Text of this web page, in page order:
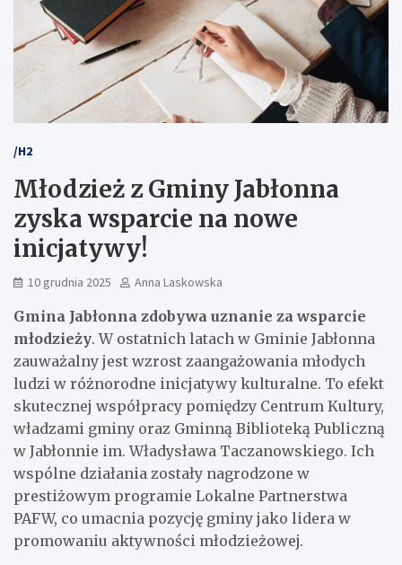
/H2
Młodzież z Gminy Jabłonna
zyska wsparcie na nowe
inicjatywy!
10 grudnia 2025 Anna Laskowska
Gmina Jabłonna zdobywa uznanie za wsparcie
młodzieży. W ostatnich latach w Gminie Jabłonna
zauważalny jest wzrost zaangażowania młodych
ludzi w różnorodne inicjatywy kulturalne. To efekt
skutecznej współpracy pomiędzy Centrum Kultury,
władzami gminy oraz Gminną Biblioteką Publiczną
w Jabłonnie im. Władysława Taczanowskiego. Ich
wspólne działania zostały nagrodzone w
prestiżowym programie Lokalne Partnerstwa
PAFW, co umacnia pozycję gminy jako lidera w
promowaniu aktywności młodzieżowej.